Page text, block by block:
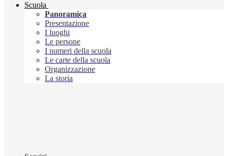
Scuola
Panoramica
Presentazione
I luoghi
Le persone
I numeri della scuola
Le carte della scuola
Organizzazione
La storia